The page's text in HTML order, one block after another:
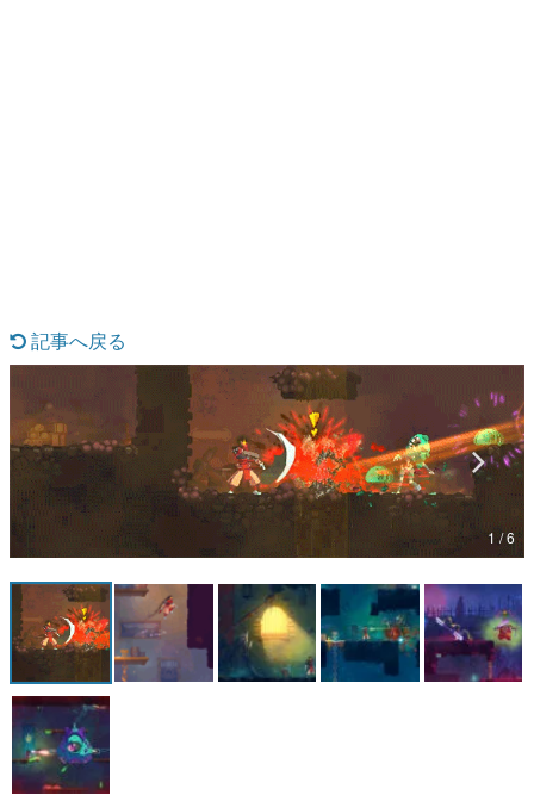
なんでゲームは面白い？
ゲーム開発者・hamatsu氏がゲームの魅力を画面や操作の
具体的な形から解き明かしていく、硬派で骨太な評論連載
です。
ゲームが変えた日本語
「経験値」「裏技」「ラスボス」… ゲームにまつわる言葉
の起源や用法の変遷を、コンピューター文化史研究家・タ
イニーP氏が徹底調査。
カテゴリ
特集記事
マンガ
女性向け
アプリレビュー
記事へ戻る
1 / 6